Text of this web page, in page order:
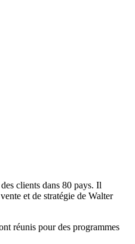
clients dans 80 pays. Il
et de stratégie de Walter
réunis pour des programmes